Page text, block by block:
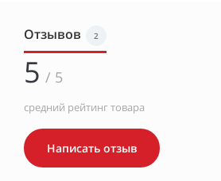
Отзывов 2
5 / 5
средний рейтинг товара
Написать отзыв